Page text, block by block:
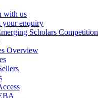
with us
your enquiry
Scholars Competition
Overview